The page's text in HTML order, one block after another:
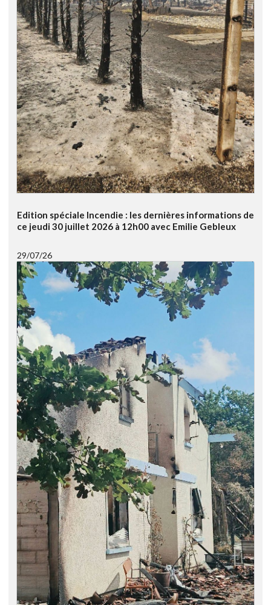
Edition spéciale Incendie : les dernières informations de
ce jeudi 30 juillet 2026 à 12h00 avec Emilie Gebleux
29/07/26